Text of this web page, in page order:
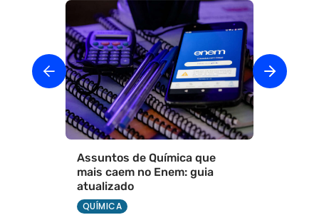
Assuntos de Química que
mais caem no Enem: guia
atualizado
QUÍMICA